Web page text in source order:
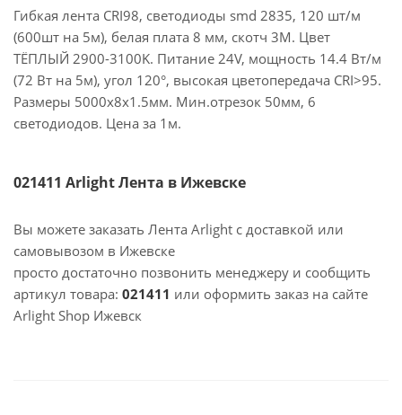
Гибкая лента CRI98, светодиоды smd 2835, 120 шт/м
(600шт на 5м), белая плата 8 мм, скотч 3М. Цвет
ТЁПЛЫЙ 2900-3100K. Питание 24V, мощность 14.4 Вт/м
(72 Вт на 5м), угол 120°, высокая цветопередача CRI>95.
Размеры 5000х8x1.5мм. Мин.отрезок 50мм, 6
светодиодов. Цена за 1м.
021411 Arlight Лента в Ижевске
Вы можете заказать Лента Arlight с доставкой или
самовывозом в Ижевске
просто достаточно позвонить менеджеру и сообщить
артикул товара: 021411 или оформить заказ на сайте
Arlight Shop Ижевск